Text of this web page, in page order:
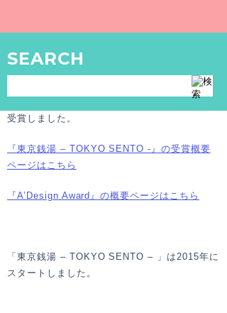
での取り組みが認められ、イタリアで行われる
Award（エーダッシュデザインアワード）
2019』のソーシャルデザイン部門でシルバーを
受賞しました。
『東京銭湯 – TOKYO SENTO -』の受賞概要
ページはこちら
『A’Design Award』の概要ページはこちら
「東京銭湯 – TOKYO SENTO – 」は2015年に
スタートしました。
SEARCH